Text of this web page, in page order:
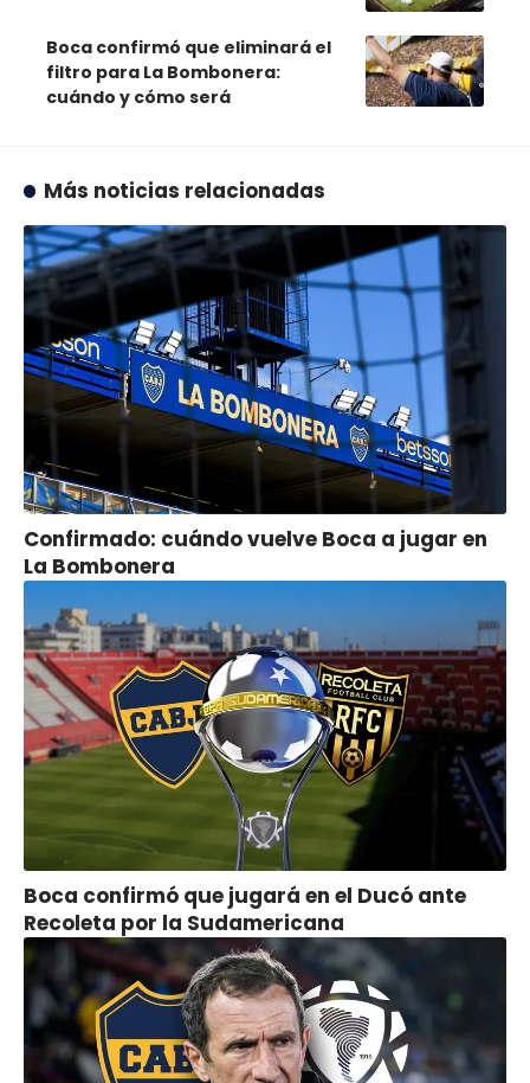
Boca confirmó que eliminará el
filtro para La Bombonera:
cuándo y cómo será
Más noticias relacionadas
Confirmado: cuándo vuelve Boca a jugar en
La Bombonera
Boca confirmó que jugará en el Ducó ante
Recoleta por la Sudamericana